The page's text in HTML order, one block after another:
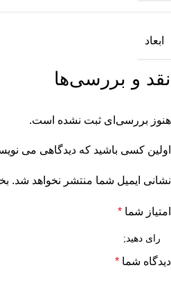
ابعاد
نقد و بررسی‌ها
هنوز بررسی‌ای ثبت نشده است.
اولین کسی باشید که دیدگاهی می
نشانی ایمیل شما منتشر نخواهد شد.
امتیاز شما *
دیدگاه شما *